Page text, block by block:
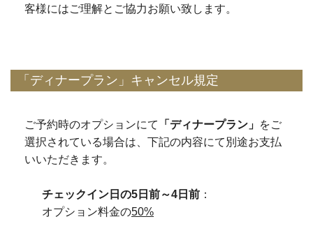
客様にはご理解とご協力お願い致します。
「ディナープラン」キャンセル規定
ご予約時のオプションにて 「ディナープラン」 をご
選択されている場合は、下記の内容にて別途お支払
いいただきます。
チェックイン日の5日前～4日前 ：
オプション料金の50%